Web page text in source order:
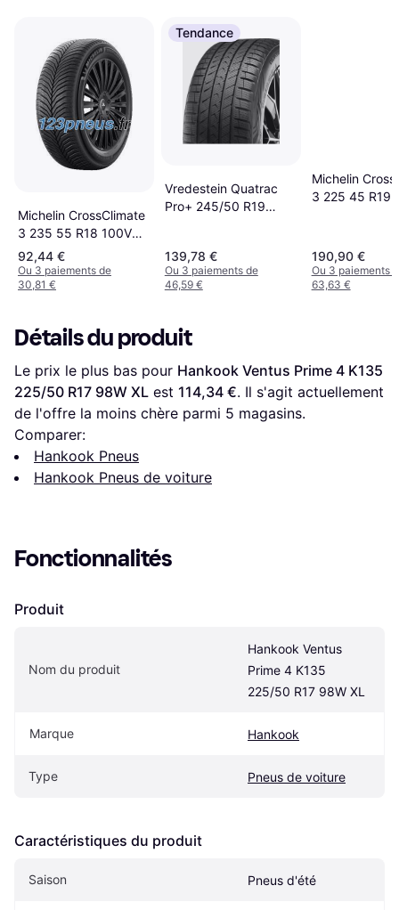
Michelin CrossClimate
3 235 55 R18 100V
Tire
92,44 €
Ou 3 paiements de
30,81 €
Tendance
Vredestein Quatrac
Pro+ 245/50 R19
139,78 €
Ou 3 paiements de
46,59 €
Michelin
3 225 45 R19
190,90 €
Ou 3 paiements
63,63 €
Détails du produit
Le prix le plus bas pour Hankook Ventus Prime 4 K135
225/50 R17 98W XL est 114,34 €. Il s'agit actuellement
de l'offre la moins chère parmi 5 magasins.
Comparer:
Hankook Pneus
Hankook Pneus de voiture
Fonctionnalités
Produit
Nom du produit
Hankook Ventus
Prime 4 K135
225/50 R17 98W XL
Marque Hankook
Type Pneus de voiture
Caractéristiques du produit
Saison Pneus d'été